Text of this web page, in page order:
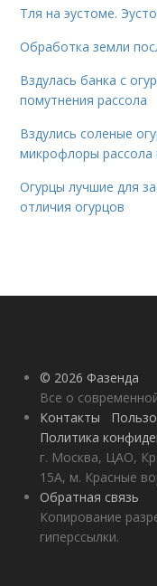
Тля на эустоме.
Обработка земли
Вздулась банка с
помутнения рассола
Вздулись соленые
микрофлоры рассола
Огурцы лучшие для
отличия огурцов
© 2026 Фазенда
Все о
Контакты
Политика
г. Москва, ЦАО,
15А, м. Красные
Обратная связь
Копирование
гиперссылки.